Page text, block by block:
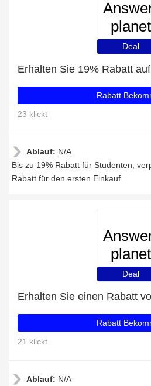
planet
Deal
Rabatt
23 klickt
Ablauf: N/A
Bis zu 19% Rabatt für Studenten,
Rabatt für den ersten Einkauf
planet
Deal
Rabatt
21 klickt
Ablauf: N/A